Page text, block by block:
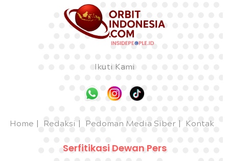
Ikuti Kami
Home Redaksi Pedoman Media Siber Kontak
Serfitikasi Dewan Pers